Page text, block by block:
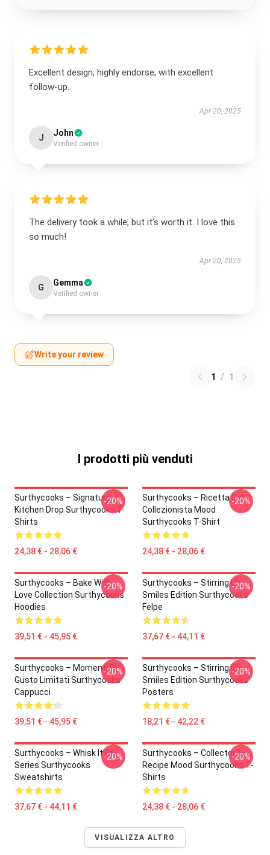
Excellent design, highly endorse, with excellent
follow-up.
Apr 20, 2025
J John
Verified owner
The delivery took a while, but it’s worth it. I love this
so much!
Apr 20, 2025
G Gemma
Verified owner
Write your review
1 / 1
I prodotti più venduti
Surthycooks – Signature
Kitchen Drop Surthycooks T-
Shirts
24,38 € - 28,06 €
-20%
Surthycooks – Ricetta Del
Collezionista Mood
Surthycooks T-Shirt
24,38 € - 28,06 €
-20%
Surthycooks – Bake With
Love Collection Surthycooks
Hoodies
39,51 € - 45,95 €
-20%
Surthycooks – Stirring Up
Smiles Edition Surthycooks
Felpe
37,67 € - 44,11 €
-20%
Surthycooks – Momenti Di
Gusto Limitati Surthycooks
Cappucci
39,51 € - 45,95 €
-20%
Surthycooks – Stirring Up
Smiles Edition Surthycooks
Posters
18,21 € - 42,22 €
-20%
Surthycooks – Whisk It All
Series Surthycooks
Sweatshirts
37,67 € - 44,11 €
-20%
Surthycooks – Collector’s
Recipe Mood Surthycooks T-
Shirts
24,38 € - 28,06 €
-20%
VISUALIZZA ALTRO